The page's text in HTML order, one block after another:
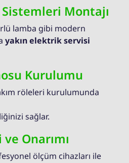
Montajı
lamba gibi modern
yakın elektrik servisi
Kurulumu
röleleri kurulumunda
sağlar.
Onarımı
ölçüm cihazları ile